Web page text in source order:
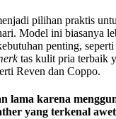
pilihan praktis
Model ini biasanya
penting,
tas kulit pria terbaik
Reven dan Coppo.
lama karena
yang terkenal awet